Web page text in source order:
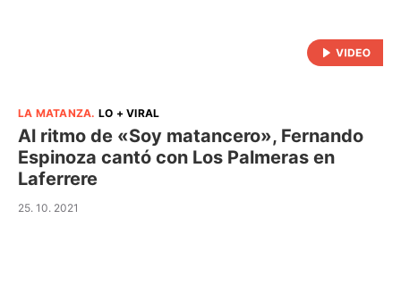
LA MATANZA. LO + VIRAL
Al ritmo de «Soy matancero», Fernando
Espinoza cantó con Los Palmeras en
Laferrere
25. 10. 2021